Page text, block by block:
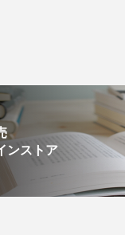
ンストア